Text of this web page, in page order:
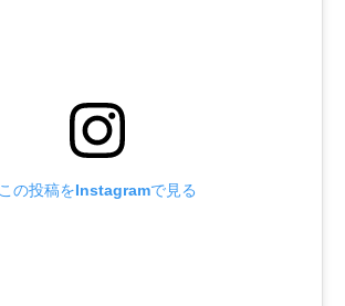
この投稿をInstagramで見る